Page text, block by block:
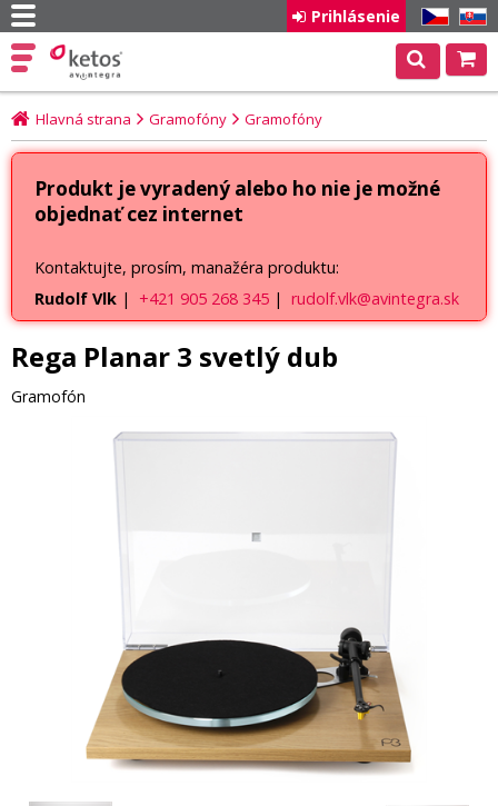
CZ SK
Prihlásenie
Hlavná strana Gramofóny Gramofóny
Produkt je vyradený alebo ho nie je možné
objednať cez internet
Kontaktujte, prosím, manažéra produktu:
Rudolf Vlk | +421 905 268 345 | rudolf.vlk@avintegra.sk
Rega Planar 3 svetlý dub
Gramofón